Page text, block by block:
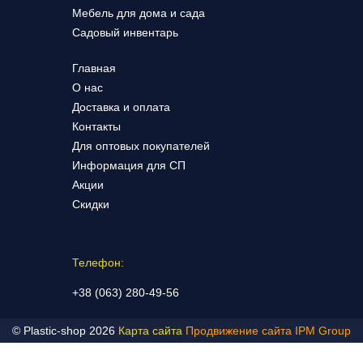
Мебель для дома и сада
Садовый инвентарь
Главная
О нас
Доставка и оплата
Контакты
Для оптовых покупателей
Информация для СП
Акции
Скидки
Телефон:
+38 (063) 280-49-56
© Plastic-shop 2026 Карта сайта Продвижение сайта IPM Group